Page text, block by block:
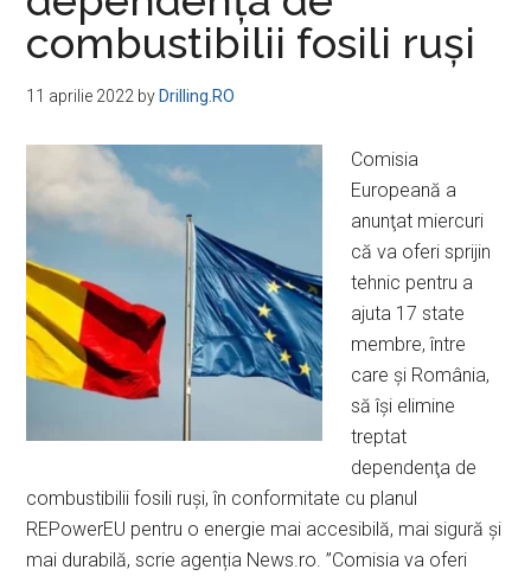
combustibilii fosili ruşi
11 aprilie 2022 by Drilling.RO
Comisia
Europeană a
anunţat miercuri
că va oferi sprijin
tehnic pentru a
ajuta 17 state
membre, între
care şi România,
să îşi elimine
treptat
dependenţa de
combustibilii fosili ruşi, în conformitate cu planul
REPowerEU pentru o energie mai accesibilă, mai sigură şi
mai durabilă, scrie agenția News.ro. ”Comisia va oferi